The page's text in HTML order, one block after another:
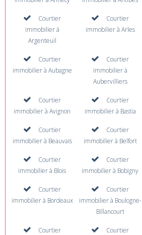
Courtier
immobilier à
Argenteuil
Courtier
immobilier à Arles
Courtier
immobilier à Aubagne
Courtier
immobilier à
Aubervilliers
Courtier
immobilier à Avignon
Courtier
immobilier à Bastia
Courtier
immobilier à Beauvais
Courtier
immobilier à Belfort
Courtier
immobilier à Blois
Courtier
immobilier à Bobigny
Courtier
immobilier à Bordeaux
Courtier
immobilier à Boulogne-
Billancourt
Courtier
Courtier